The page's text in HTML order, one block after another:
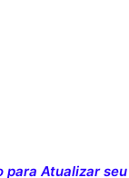
para Atualizar